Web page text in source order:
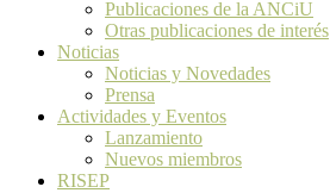
Publicaciones de la ANCiU
Otras publicaciones de interés
Noticias
Noticias y Novedades
Prensa
Actividades y Eventos
Lanzamiento
Nuevos miembros
RISEP